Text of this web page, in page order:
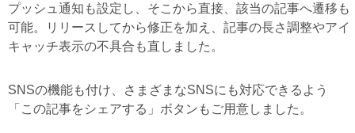
プッシュ通知も設定し、そこから直接、該当の記事へ遷移も
可能。リリースしてから修正を加え、記事の長さ調整やアイ
キャッチ表示の不具合も直しました。
SNSの機能も付け、さまざまなSNSにも対応できるよう
「この記事をシェアする」ボタンもご用意しました。